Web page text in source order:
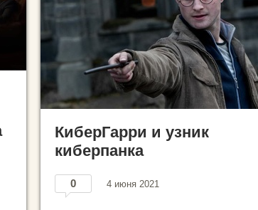
КиберГарри и узник
киберпанка
0 4 июня 2021